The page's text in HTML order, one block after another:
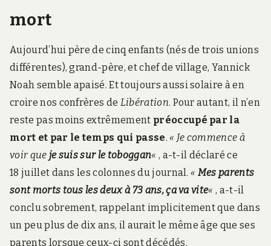
mort
Aujourd’hui père de cinq enfants (nés de trois unions
différentes), grand-père, et chef de village, Yannick
Noah semble apaisé. Et toujours aussi solaire à en
croire nos confrères de Libération. Pour autant, il n’en
reste pas moins extrêmement préoccupé par la
mort et par le temps qui passe.« Je commence à
voir que je suis sur le toboggan« , a-t-il déclaré ce
18 juillet dans les colonnes du journal. « Mes parents
sont morts tous les deux à 73 ans, ça va vite«, a-t-il
conclu sobrement, rappelant implicitement que dans
un peu plus de dix ans, il aurait le même âge que ses
parents lorsque ceux-ci sont décédés.